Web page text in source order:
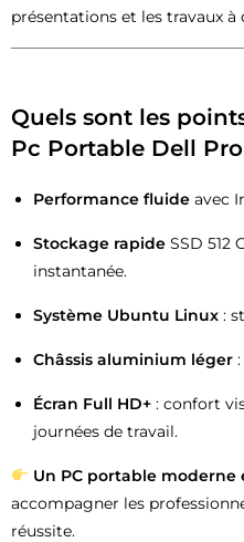
présentations et les travaux à
Quels sont les
Pc Portable Dell
Performance fluide avec
Stockage rapide SSD 512
instantanée.
Système Ubuntu Linux :
Châssis aluminium léger
Écran Full HD+ : confort
journées de travail.
Un PC portable moderne
accompagner les
réussite.